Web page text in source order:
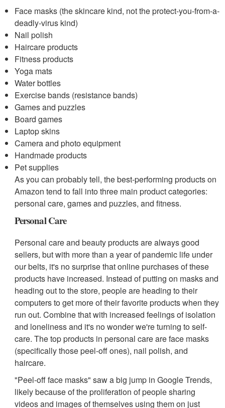
Face masks (the skincare kind, not the protect-you-from-a-
deadly-virus kind)
Nail polish
Haircare products
Fitness products
Yoga mats
Water bottles
Exercise bands (resistance bands)
Games and puzzles
Board games
Laptop skins
Camera and photo equipment
Handmade products
Pet supplies
As you can probably tell, the best-performing products on
Amazon tend to fall into three main product categories:
personal care, games and puzzles, and fitness.
Personal Care
Personal care and beauty products are always good
sellers, but with more than a year of pandemic life under
our belts, it's no surprise that online purchases of these
products have increased. Instead of putting on masks and
heading out to the store, people are heading to their
computers to get more of their favorite products when they
run out. Combine that with increased feelings of isolation
and loneliness and it's no wonder we're turning to self-
care. The top products in personal care are face masks
(specifically those peel-off ones), nail polish, and
haircare.
"Peel-off face masks" saw a big jump in Google Trends,
likely because of the proliferation of people sharing
videos and images of themselves using them on just